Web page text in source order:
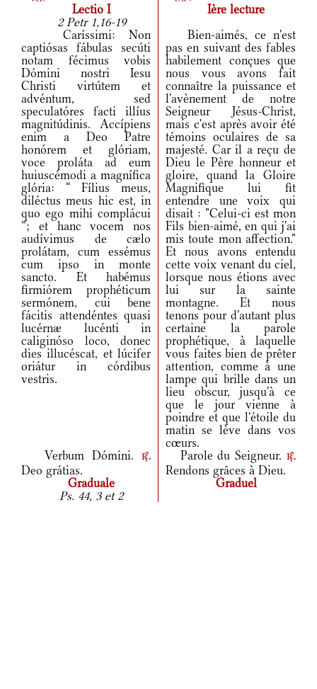
Lectio I
Ière lecture
2 Petr 1,16-19
Caríssimi: Non
captiósas fábulas secúti
notam fécimus vobis
Dómini nostri Iesu
Christi virtútem et
advéntum, sed
speculatóres facti illíus
magnitúdinis. Accípiens
enim a Deo Patre
honórem et glóriam,
voce proláta ad eum
huiuscémodi a magnífica
glória: “ Fílius meus,
diléctus meus hic est, in
quo ego mihi complácui
”; et hanc vocem nos
audívimus de cælo
prolátam, cum essémus
cum ipso in monte
sancto. Et habémus
firmiórem prophéticum
sermónem, cui bene
fácitis attendéntes quasi
lucérnæ lucénti in
caliginóso loco, donec
dies illucéscat, et lúcifer
oriátur in córdibus
vestris.
Bien-aimés, ce n'est
pas en suivant des fables
habilement conçues que
nous vous avons fait
connaître la puissance et
l'avènement de notre
Seigneur Jésus-Christ,
mais c'est après avoir été
témoins oculaires de sa
majesté. Car il a reçu de
Dieu le Père honneur et
gloire, quand la Gloire
Magnifique lui fit
entendre une voix qui
disait : "Celui-ci est mon
Fils bien-aimé, en qui j'ai
mis toute mon affection."
Et nous avons entendu
cette voix venant du ciel,
lorsque nous étions avec
lui sur la sainte
montagne. Et nous
tenons pour d'autant plus
certaine la parole
prophétique, à laquelle
vous faites bien de prêter
attention, comme à une
lampe qui brille dans un
lieu obscur, jusqu'à ce
que le jour vienne à
poindre et que l'étoile du
matin se lève dans vos
cœurs.
Verbum Dómini.
r.
Deo grátias.
Parole du Seigneur. r.
Rendons grâces à Dieu.
Graduale
Graduel
Ps. 44, 3 et 2